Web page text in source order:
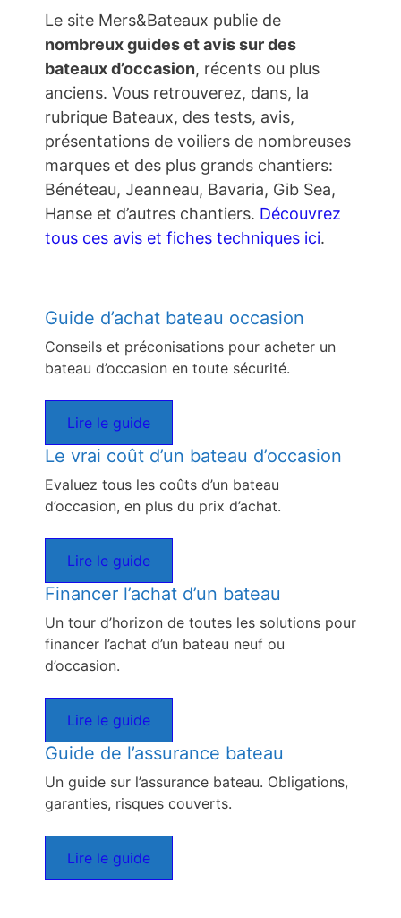
Le site Mers&Bateaux publie de
nombreux guides et avis sur des
bateaux d’occasion, récents ou plus
anciens. Vous retrouverez, dans, la
rubrique Bateaux, des tests, avis,
présentations de voiliers de nombreuses
marques et des plus grands chantiers:
Bénéteau, Jeanneau, Bavaria, Gib Sea,
Hanse et d’autres chantiers. Découvrez
tous ces avis et fiches techniques ici.
Guide d’achat bateau occasion
Conseils et préconisations pour acheter un
bateau d’occasion en toute sécurité.
Lire le guide
Le vrai coût d’un bateau d’occasion
Evaluez tous les coûts d’un bateau
d’occasion, en plus du prix d’achat.
Lire le guide
Financer l’achat d’un bateau
Un tour d’horizon de toutes les solutions pour
financer l’achat d’un bateau neuf ou
d’occasion.
Lire le guide
Guide de l’assurance bateau
Un guide sur l’assurance bateau. Obligations,
garanties, risques couverts.
Lire le guide